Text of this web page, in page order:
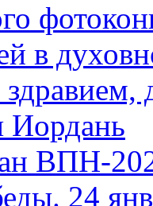
в
Иордань
ВПН-
24